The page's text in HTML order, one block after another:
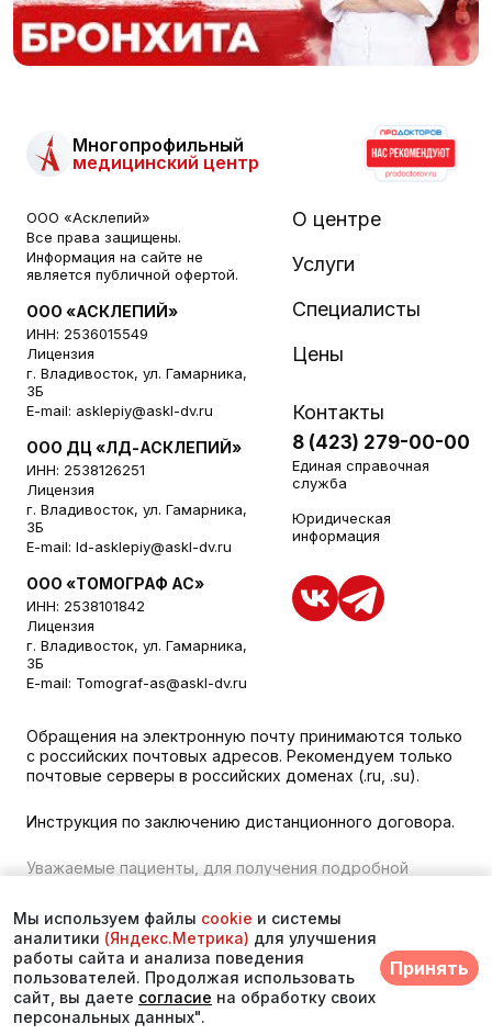
Многопрофильный
медицинский центр
ООО «Асклепий»
Все права защищены.
Информация на сайте не
является публичной офертой.
ООО «АСКЛЕПИЙ»
ИНН: 2536015549
Лицензия
г. Владивосток, ул. Гамарника,
3Б
E-mail: asklepiy@askl-dv.ru
ООО ДЦ «ЛД-АСКЛЕПИЙ»
ИНН: 2538126251
Лицензия
г. Владивосток, ул. Гамарника,
3Б
E-mail: ld-asklepiy@askl-dv.ru
ООО «ТОМОГРАФ АС»
ИНН: 2538101842
Лицензия
г. Владивосток, ул. Гамарника,
3Б
E-mail: Tomograf-as@askl-dv.ru
О центре
Услуги
Специалисты
Цены
Контакты
8 (423) 279-00-00
Единая справочная
служба
Юридическая
информация
Обращения на электронную почту принимаются только
с российских почтовых адресов. Рекомендуем только
почтовые серверы в российских доменах (.ru, .su).
Инструкция по заключению дистанционного договора.
Уважаемые пациенты, для получения подробной
помощью специальной формы связи или по телефону во
Владивостоке:+7 (423) 279-00-00. vk 373
© 2026. Многопрофильный медицинский центр
«Асклепий»
Мы используем файлы cookie и системы
аналитики (Яндекс.Метрика) для улучшения
работы сайта и анализа поведения
пользователей. Продолжая использовать
сайт, вы даете согласие на обработку своих
персональных данных".
Принять